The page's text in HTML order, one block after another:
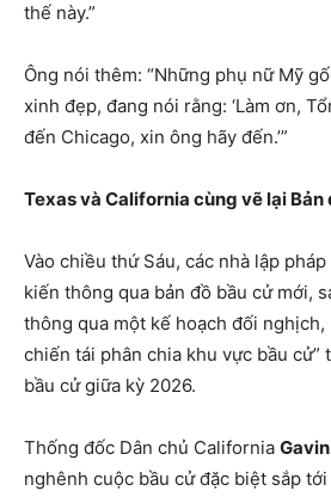
thế này.”
Ông nói thêm: “Những phụ nữ Mỹ
xinh đẹp, đang nói rằng: ‘Làm ơn,
đến Chicago, xin ông hãy đến.’”
Texas và California cùng vẽ lại Bản
Vào chiều thứ Sáu, các nhà lập
kiến thông qua bản đồ bầu cử mới,
thông qua một kế hoạch đối nghịch,
chiến tái phân chia khu vực bầu cử”
bầu cử giữa kỳ 2026.
Thống đốc Dân chủ California
nghênh cuộc bầu cử đặc biệt sắp